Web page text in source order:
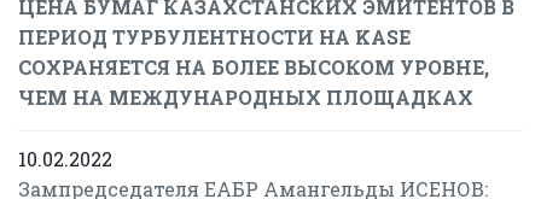
ЦЕНА БУМАГ КАЗАХСТАНСКИХ ЭМИТЕНТОВ В
ПЕРИОД ТУРБУЛЕНТНОСТИ НА KASE
СОХРАНЯЕТСЯ НА БОЛЕЕ ВЫСОКОМ УРОВНЕ,
ЧЕМ НА МЕЖДУНАРОДНЫХ ПЛОЩАДКАХ
10.02.2022
Зампредседателя ЕАБР Амангельды ИСЕНОВ: